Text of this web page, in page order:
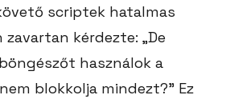
scriptek hatalmas
kérdezte: „De
használok a
blokkolja mindezt?” Ez